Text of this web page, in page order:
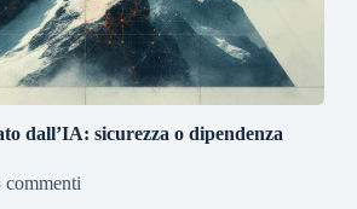
dall’IA: sicurezza o dipendenza
commenti